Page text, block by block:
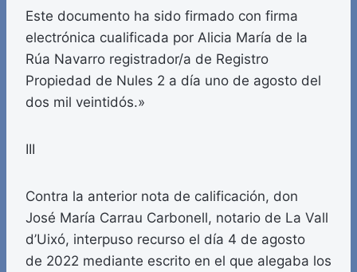
Este documento ha sido firmado con firma
electrónica cualificada por Alicia María de la
Rúa Navarro registrador/a de Registro
Propiedad de Nules 2 a día uno de agosto del
dos mil veintidós.»
III
Contra la anterior nota de calificación, don
José María Carrau Carbonell, notario de La Vall
d’Uixó, interpuso recurso el día 4 de agosto
de 2022 mediante escrito en el que alegaba los